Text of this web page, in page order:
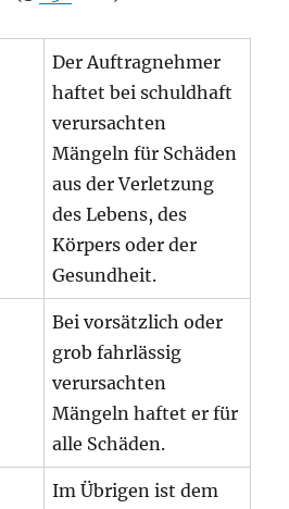
Der Auftragnehmer
haftet bei schuldhaft
verursachten
Mängeln für Schäden
aus der Verletzung
des Lebens, des
Körpers oder der
Gesundheit.
Bei vorsätzlich oder
grob fahrlässig
verursachten
Mängeln haftet er für
alle Schäden.
Im Übrigen ist dem